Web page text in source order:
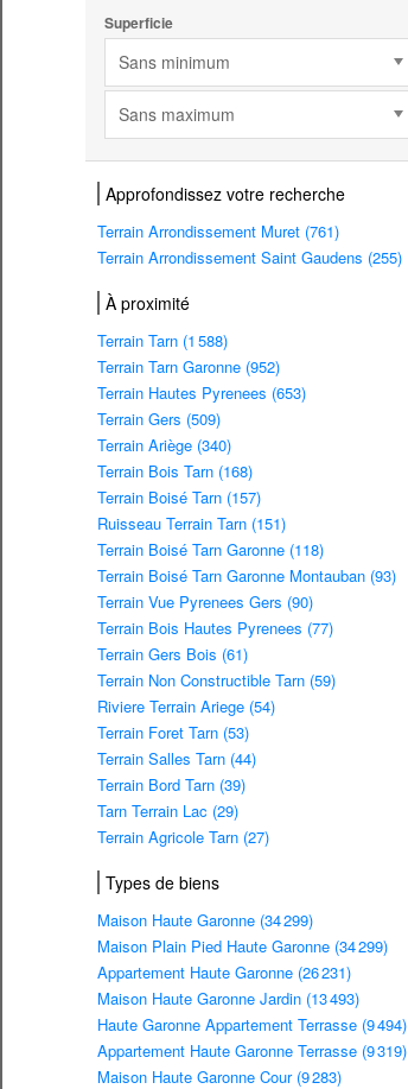
Superficie
Sans minimum
Sans maximum
Approfondissez votre recherche
Terrain Arrondissement Muret (761)
Terrain Arrondissement Saint Gaudens (255)
À proximité
Terrain Tarn (1 588)
Terrain Tarn Garonne (952)
Terrain Hautes Pyrenees (653)
Terrain Gers (509)
Terrain Ariège (340)
Terrain Bois Tarn (168)
Terrain Boisé Tarn (157)
Ruisseau Terrain Tarn (151)
Terrain Boisé Tarn Garonne (118)
Terrain Boisé Tarn Garonne Montauban (93)
Terrain Vue Pyrenees Gers (90)
Terrain Bois Hautes Pyrenees (77)
Terrain Gers Bois (61)
Terrain Non Constructible Tarn (59)
Riviere Terrain Ariege (54)
Terrain Foret Tarn (53)
Terrain Salles Tarn (44)
Terrain Bord Tarn (39)
Tarn Terrain Lac (29)
Terrain Agricole Tarn (27)
Types de biens
Maison Haute Garonne (34 299)
Maison Plain Pied Haute Garonne (34 299)
Appartement Haute Garonne (26 231)
Maison Haute Garonne Jardin (13 493)
Haute Garonne Appartement Terrasse (9 494)
Appartement Haute Garonne Terrasse (9 319)
Maison Haute Garonne Cour (9 283)